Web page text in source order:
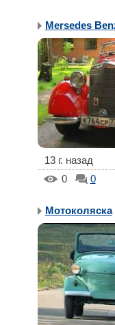
Mersedes
13 г. назад
0
0
Мотоколяска